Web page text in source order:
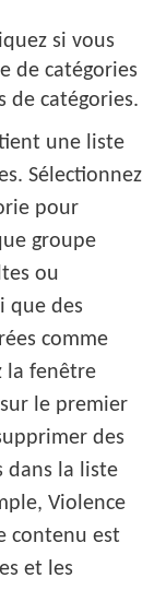
si vous
de catégories
de catégories.
une liste
Sélectionnez
pour
groupe
ou
que des
comme
la fenêtre
le premier
des
dans la liste
Violence
contenu est
et les